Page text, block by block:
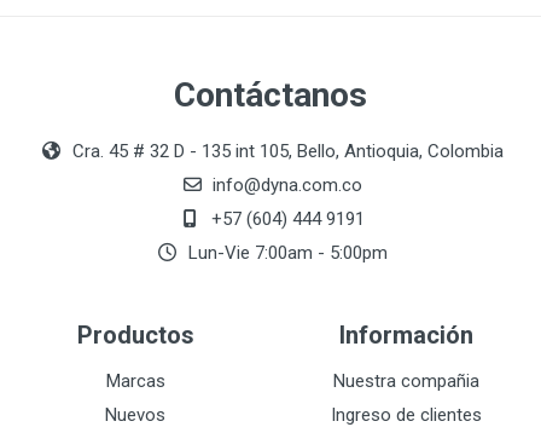
Contáctanos
Cra. 45 # 32 D - 135 int 105, Bello, Antioquia, Colombia
info@dyna.com.co
+57 (604) 444 9191
Lun-Vie 7:00am - 5:00pm
Productos
Marcas
Nuevos
Información
Nuestra compañia
Ingreso de clientes